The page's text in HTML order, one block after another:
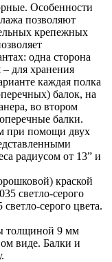
Особенности
позволяют
крепежных
одна сторона
– для хранения
каждая полка
балок, на
во втором
балки.
при помощи двух
радиусом от 13” и
краской
светло-серого
серого цвета.
толщиной 9 мм
виде. Балки и